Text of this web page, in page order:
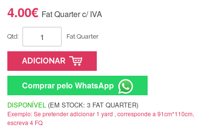
4.00€ Fat Quarter c/ IVA
Qtd: Fat Quarter
ADICIONAR
Comprar pelo WhatsApp
DISPONÍVEL (EM STOCK: 3 FAT QUARTER)
Exemplo: Se pretender adicionar 1 yard , corresponde a 91cm*110cm,
escreva 4 FQ